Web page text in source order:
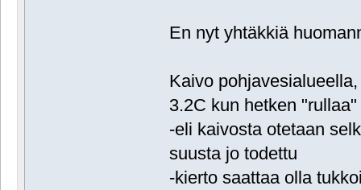
En nyt yhtäkkiä
Kaivo
3.2C kun hetken
-eli kaivosta otetaan
suusta jo todettu
-kierto saattaa olla